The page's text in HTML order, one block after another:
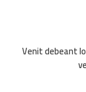
Venit debeant